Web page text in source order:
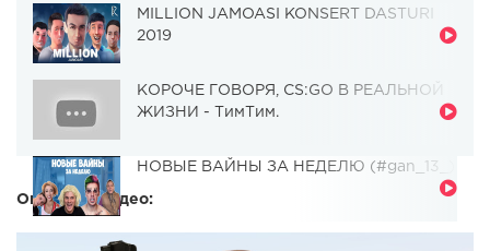
MILLION JAMOASI KONSERT DASTURI
2019
КОРОЧЕ ГОВОРЯ, CS:GO В РЕАЛЬНОЙ
ЖИЗНИ - ТимТим.
НОВЫЕ ВАЙНЫ ЗА НЕДЕЛЮ (#gan_13_)
Описание видео: